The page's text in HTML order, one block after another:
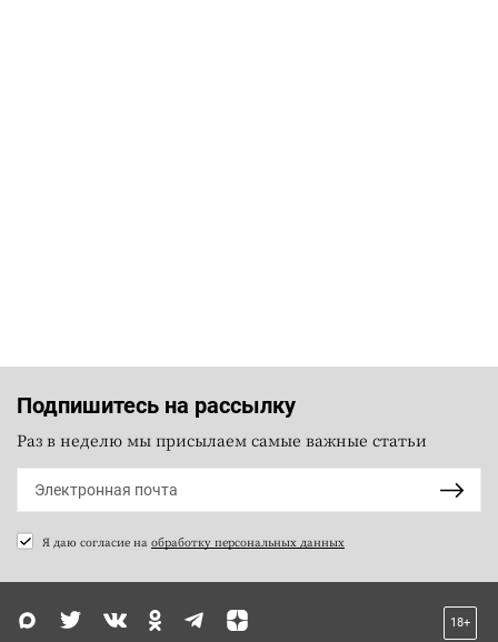
Подпишитесь на рассылку
Раз в неделю мы присылаем самые важные статьи
Я даю согласие на обработку персональных данных
18+